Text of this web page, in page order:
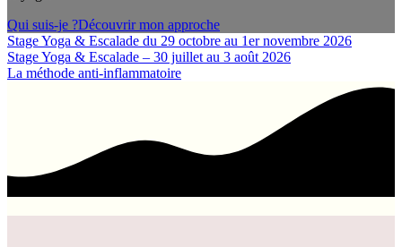
Qui suis-je ?Découvrir mon approche
Stage Yoga & Escalade du 29 octobre au 1er novembre 2026
Stage Yoga & Escalade – 30 juillet au 3 août 2026
La méthode anti-inflammatoire